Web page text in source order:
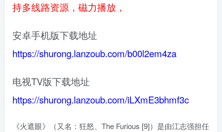
持多线路资源，磁力播放，
安卓手机版下载地址
https://shurong.lanzoub.com/b00l2em4za
电视TV版下载地址
https://shurong.lanzoub.com/iLXmE3bhmf3c
《火遮眼》（又名：狂怒、The Furious [9]）是由江志强担任